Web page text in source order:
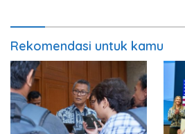
Rekomendasi untuk kamu